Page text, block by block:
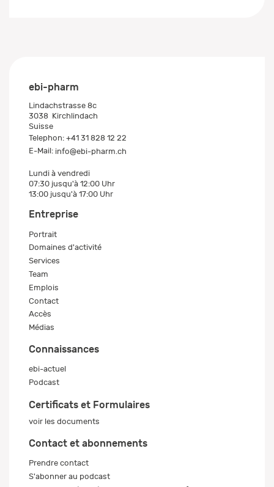
ebi-pharm
Lindachstrasse 8c
3038 Kirchlindach
Suisse
Telephon: +41 31 828 12 22
E-Mail: info@ebi-pharm.ch
Lundi à vendredi
07:30 jusqu'à 12:00 Uhr
13:00 jusqu'à 17:00 Uhr
Entreprise
Portrait
Domaines d'activité
Services
Team
Emplois
Contact
Accès
Médias
Connaissances
ebi-actuel
Podcast
Certificats et Formulaires
voir les documents
Contact et abonnements
Prendre contact
S'abonner au podcast